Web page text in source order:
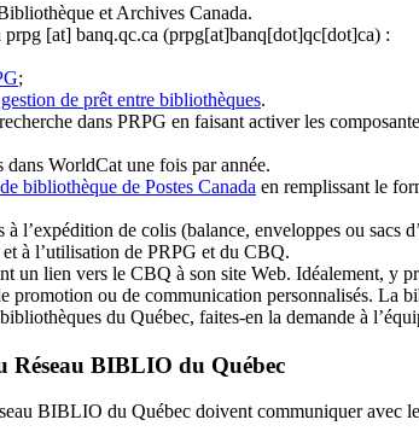
et Archives Canada.
prpg [at] banq.qc.ca (prpg[at]banq[dot]qc[dot]ca) :
;
de prêt entre bibliothèques.
dans PRPG en faisant activer les
WorldCat une fois par année.
bibliothèque de Postes Canada en remplissant le
l’expédition de colis (balance, enveloppes ou sacs
à l’utilisation de PRPG et du CBQ.
un lien vers le CBQ à son site Web. Idéalement, y
ou de communication personnalisés. La
du Québec, faites-en la demande à
Réseau BIBLIO du Québec
BIBLIO du Québec doivent communiquer